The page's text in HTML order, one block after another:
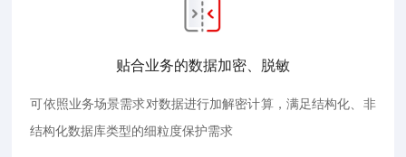
贴合业务的数据加密、脱敏
可依照业务场景需求对数据进行加解密计算，满足结构化、非
结构化数据库类型的细粒度保护需求